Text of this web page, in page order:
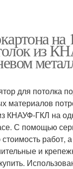
на
из
для потолка
материалов
КНАУФ-ГКЛ на
С помощью
работ,
и